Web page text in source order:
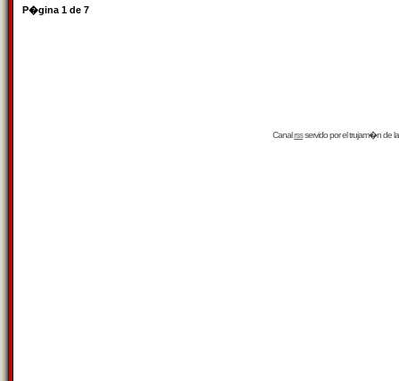
P�gina 1 de 7
Canalrssservido por eltrujam�nde